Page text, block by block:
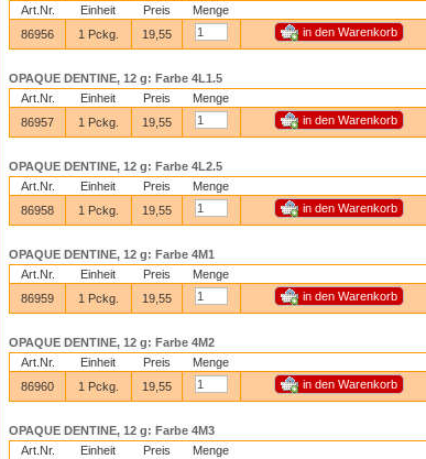
Art.Nr.
Einheit Preis
Menge
86956
1 Pckg. 19,55
OPAQUE DENTINE, 12 g: Farbe 4L1.5
Art.Nr.
Einheit Preis
Menge
86957
1 Pckg. 19,55
OPAQUE DENTINE, 12 g: Farbe 4L2.5
Art.Nr.
Einheit Preis
Menge
86958
1 Pckg. 19,55
OPAQUE DENTINE, 12 g: Farbe 4M1
Art.Nr.
Einheit Preis
Menge
86959
1 Pckg. 19,55
OPAQUE DENTINE, 12 g: Farbe 4M2
Art.Nr.
Einheit Preis
Menge
86960
1 Pckg. 19,55
OPAQUE DENTINE, 12 g: Farbe 4M3
Art.Nr.
Einheit Preis Menge